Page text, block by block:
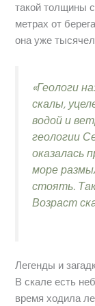
такой толщины
метрах от
она уже
«Геологи
скалы,
водой и
геологии
оказалась
море
стоять.
Возраст
Легенды и
В скале есть
время ходила